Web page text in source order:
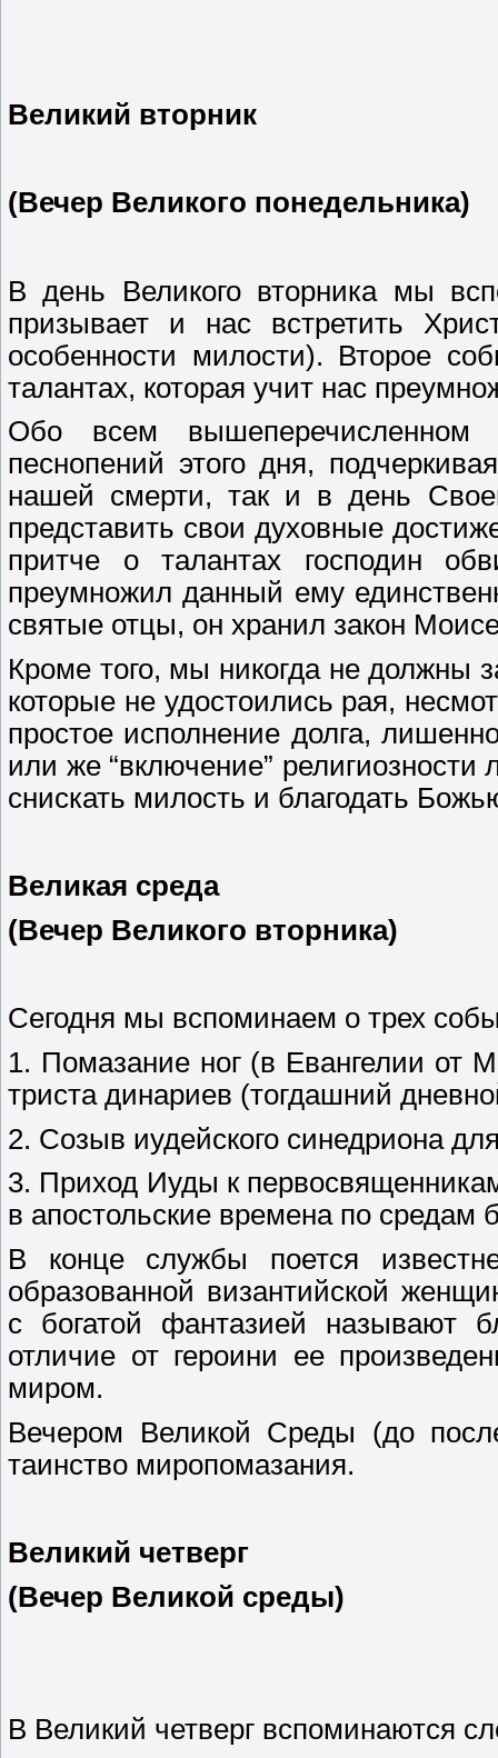
Великий вторник
(Вечер Великого понедельника)
В день Великого вторника мы
призывает и нас встретить
особенности милости). Второе
талантах, которая учит нас
Обо всем
песнопений этого дня,
нашей смерти, так и в день
представить свои духовные
притче о талантах господин
преумножил данный ему
святые отцы, он хранил закон
Кроме того, мы никогда не должны
которые не удостоились рая,
простое исполнение долга,
или же “включение”
снискать милость и благодать
Великая среда
(Вечер Великого вторника)
Сегодня мы вспоминаем о трех
1. Помазание ног (в Евангелии от
триста динариев (тогдашний
2. Созыв иудейского синедриона
3. Приход Иуды к
в апостольские времена по средам
В конце службы поется
образованной византийской
с богатой фантазией называют
отличие от героини ее
миром.
Вечером Великой Среды (до
таинство миропомазания.
Великий четверг
(Вечер Великой среды)
В Великий четверг вспоминаются